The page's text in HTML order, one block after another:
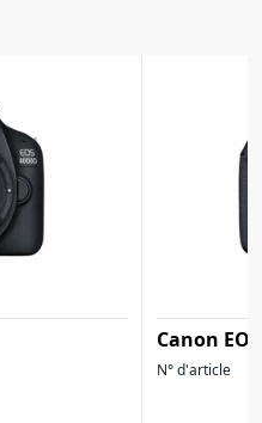
Canon
N° d'article